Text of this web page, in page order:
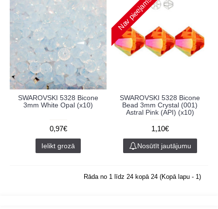
SWAROVSKI 5328 Bicone
3mm White Opal (x10)
0,97€
Ielikt grozā
Nav pieejams
SWAROVSKI 5328 Bicone
Bead 3mm Crystal (001)
Astral Pink (API) (x10)
1,10€
Nosūtīt jautājumu
Rāda no 1 līdz 24 kopā 24 (Kopā lapu - 1)